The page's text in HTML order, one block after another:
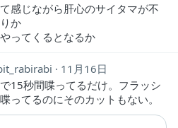
感じながら肝心のサイタマが不
か
ってくるとなるか
11月16日
15秒間喋ってるだけ。フラッシ
ってるのにそのカットもない。